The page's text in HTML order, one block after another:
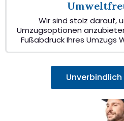
Wir sind stolz darauf,
Umzugsoptionen
Fußabdruck Ihres Umzugs